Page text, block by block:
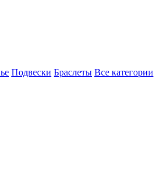
Подвески Браслеты Все категории